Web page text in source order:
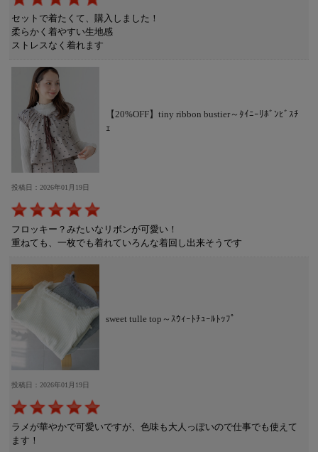
セットで着たくて、購入しました！
柔らかく着やすい生地感
ストレスなく着れます
【20%OFF】tiny ribbon bustier～ﾀｲﾆｰﾘﾎﾞﾝﾋﾞｽﾁ
ｪ
投稿日：2026年01月19日
フロッキー？みたいなリボンが可愛い！
重ねても、一枚でも着れていろんな着回し出来そうです
sweet tulle top～ｽｳｨｰﾄﾁｭｰﾙﾄｯﾌﾟ
投稿日：2026年01月19日
ラメが華やかで可愛いですが、色味も大人っぽいので仕事でも使えて
ます！